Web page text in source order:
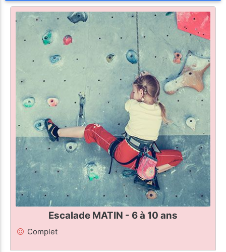
Escalade MATIN - 6 à 10 ans
Complet